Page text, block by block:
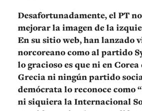
Desafortunadamente, el PT
mejorar la imagen de la
En su sitio web, han lanzado
norcoreano como al partido
lo gracioso es que ni en
Grecia ni ningún partido
demócrata lo reconoce como
ni siquiera la Internacional